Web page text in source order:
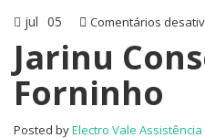
jul 05 Comentários
Jarinu
Forninho
Posted byElectro Vale